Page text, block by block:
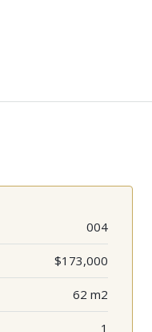
004
$173,000
62 m2
1